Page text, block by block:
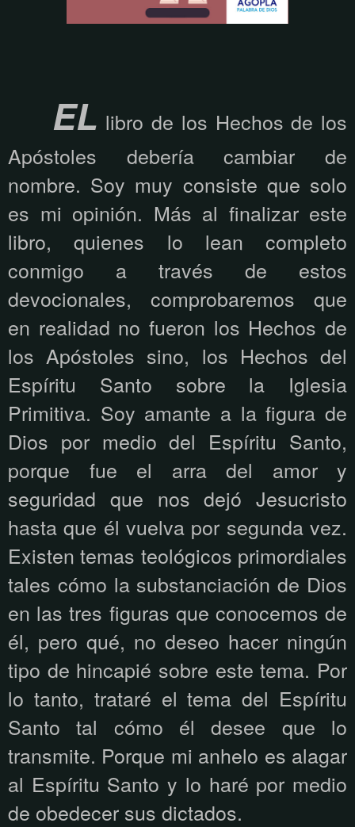
EL libro de los Hechos de los
Apóstoles debería cambiar de
nombre. Soy muy consiste que solo
es mi opinión. Más al finalizar este
libro, quienes lo lean completo
conmigo a través de estos
devocionales, comprobaremos que
en realidad no fueron los Hechos de
los Apóstoles sino, los Hechos del
Espíritu Santo sobre la Iglesia
Primitiva. Soy amante a la figura de
Dios por medio del Espíritu Santo,
porque fue el arra del amor y
seguridad que nos dejó Jesucristo
hasta que él vuelva por segunda vez.
Existen temas teológicos primordiales
tales cómo la substanciación de Dios
en las tres figuras que conocemos de
él, pero qué, no deseo hacer ningún
tipo de hincapié sobre este tema. Por
lo tanto, trataré el tema del Espíritu
Santo tal cómo él desee que lo
transmite. Porque mi anhelo es alagar
al Espíritu Santo y lo haré por medio
de obedecer sus dictados.